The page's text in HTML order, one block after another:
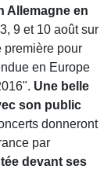
Allemagne en
9 et 10 août sur
première pour
en Europe
Une belle
son public
donneront
par
devant ses